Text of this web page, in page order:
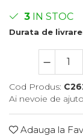
3 IN STOC
Durata de
Cod Produs:
Ai nevoie de
Adauga la